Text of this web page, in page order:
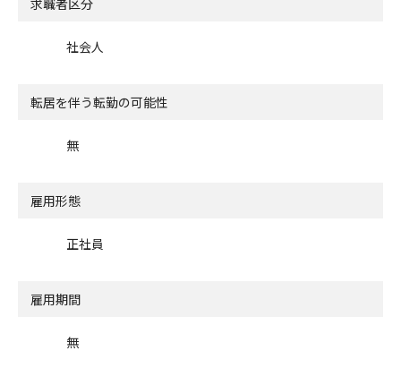
社会人
転居を伴う転勤の可能性
無
雇用形態
正社員
雇用期間
無